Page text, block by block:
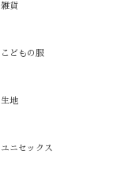
雑貨
こどもの服
生地
ユニセックス